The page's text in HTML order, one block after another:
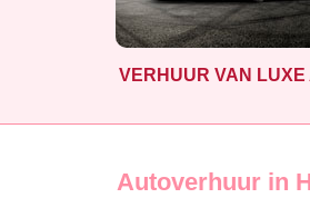
VERHUUR VAN LUXE
Autoverhuur in